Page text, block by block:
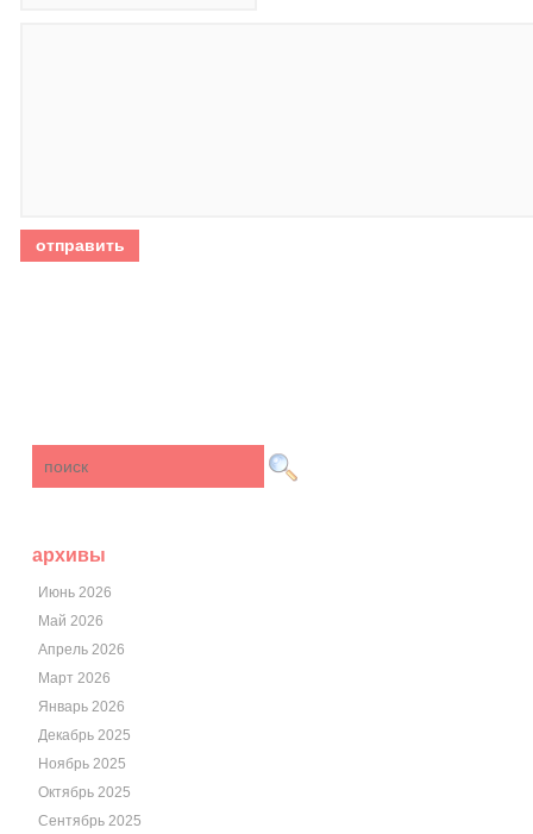
архивы
Июнь 2026
Май 2026
Апрель 2026
Март 2026
Январь 2026
Декабрь 2025
Ноябрь 2025
Октябрь 2025
Сентябрь 2025